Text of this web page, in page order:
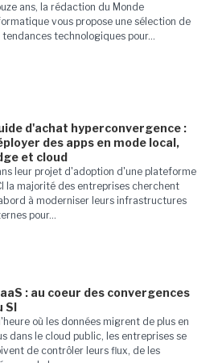
ans, la rédaction du Monde
vous propose une sélection de
tendances technologiques pour...
d'achat hyperconvergence :
des apps en mode local,
et cloud
leur projet d'adoption d'une plateforme
la majorité des entreprises cherchent
à moderniser leurs infrastructures
pour...
: au coeur des convergences
SI
où les données migrent de plus en
dans le cloud public, les entreprises se
de contrôler leurs flux, de les